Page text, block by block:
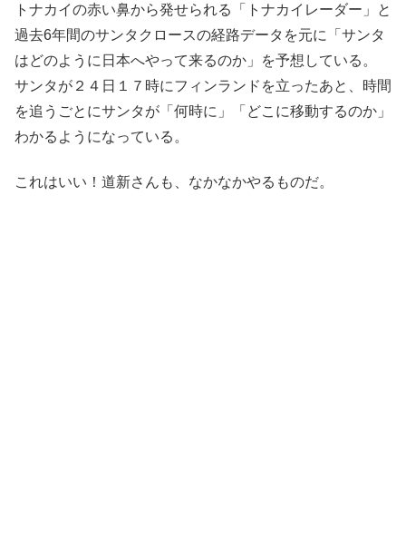
トナカイの赤い鼻から発せられる「トナカイレーダー」と
過去6年間のサンタクロースの経路データを元に「サンタ
はどのように日本へやって来るのか」を予想している。
サンタが２４日１７時にフィンランドを立ったあと、時間
を追うごとにサンタが「何時に」「どこに移動するのか」
わかるようになっている。
これはいい！道新さんも、なかなかやるものだ。